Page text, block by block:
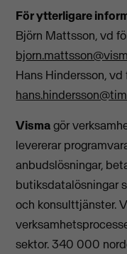
För ytterligare
Björn Mattsson, vd
Hans Hindersson,
Vismagör
levererar
anbudslösningar,
butiksdatalösningar
och konsulttjänster.
sektor. 340 000